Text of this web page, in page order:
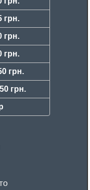
грн.
грн.
грн.
грн.
грн.